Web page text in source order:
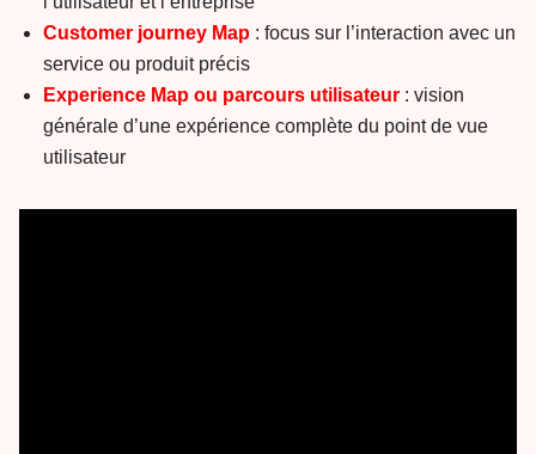
Customer journey Map : focus sur l’interaction avec un
service ou produit précis
Experience Map ou parcours utilisateur : vision
générale d’une expérience complète du point de vue
utilisateur